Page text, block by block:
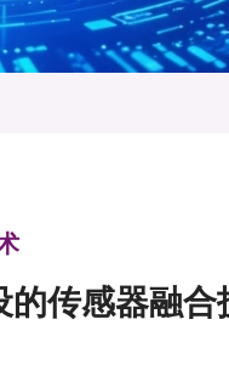
传感器融合